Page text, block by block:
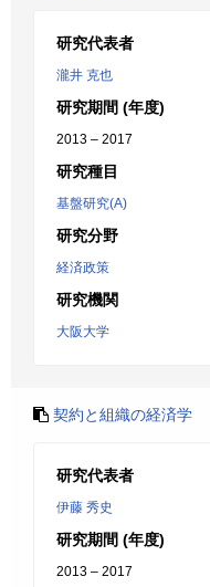
研究代表者
瀧井 克也
研究期間 (年度)
2013 – 2017
研究種目
基盤研究(A)
研究分野
経済政策
研究機関
大阪大学
契約と組織の経済学
研究代表者
伊藤 秀史
研究期間 (年度)
2013 – 2017